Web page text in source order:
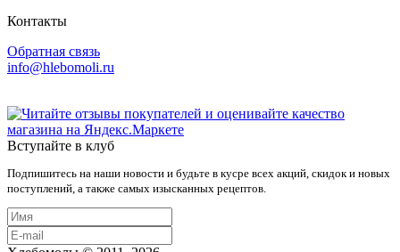
Контакты
Обратная связь
info@hlebomoli.ru
Вступайте в клуб
Подпишитесь на наши новости и будьте в кусре всех акций, скидок и новых
поступлений, а также самых изысканных рецептов.